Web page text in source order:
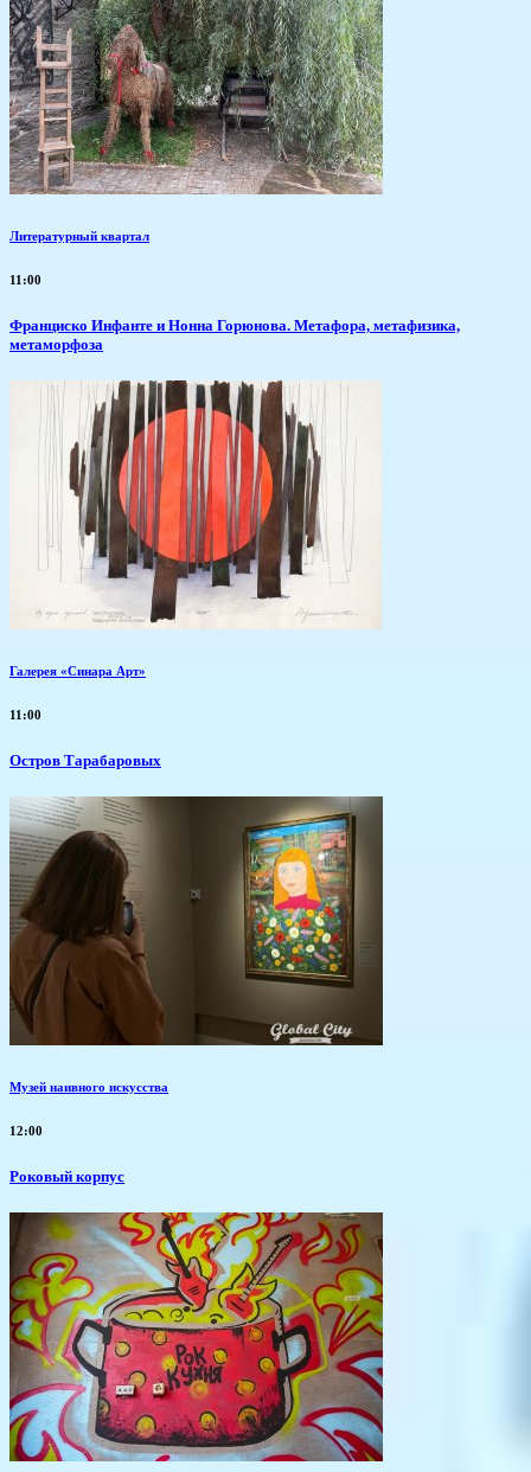
Литературный квартал
11:00
Франциско Инфанте и Нонна Горюнова. Метафора, метафизика,
метаморфоза
Галерея «Синара Арт»
11:00
Остров Тарабаровых
Музей наивного искусства
12:00
Роковый корпус